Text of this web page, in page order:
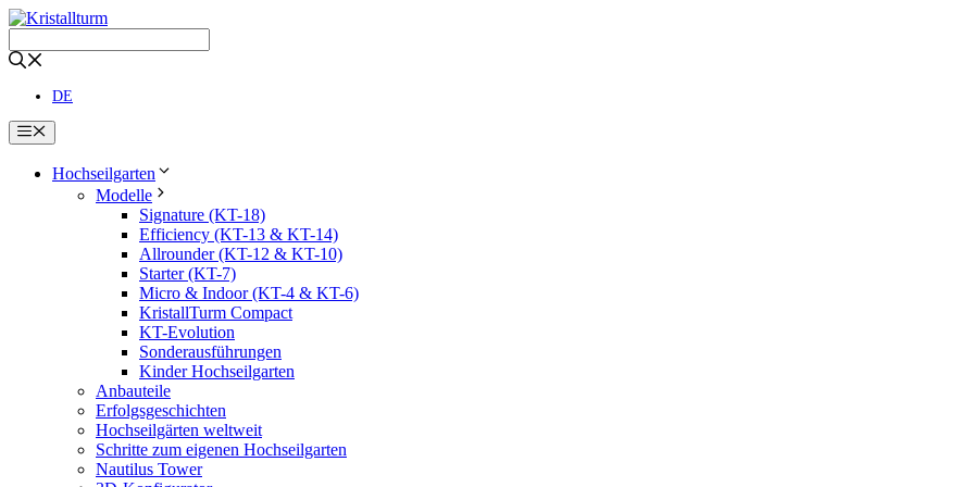
Zum
springen
DE
Menü
Hochseilgarten
Modelle
Signature (KT-18)
Efficiency (KT-13 & KT-14)
Allrounder (KT-12 & KT-10)
Starter (KT-7)
Micro & Indoor (KT-4 & KT-6)
KristallTurm Compact
KT-Evolution
Sonderausführungen
Kinder Hochseilgarten
Anbauteile
Erfolgsgeschichten
Hochseilgärten weltweit
Schritte zum eigenen Hochseilgarten
Nautilus Tower